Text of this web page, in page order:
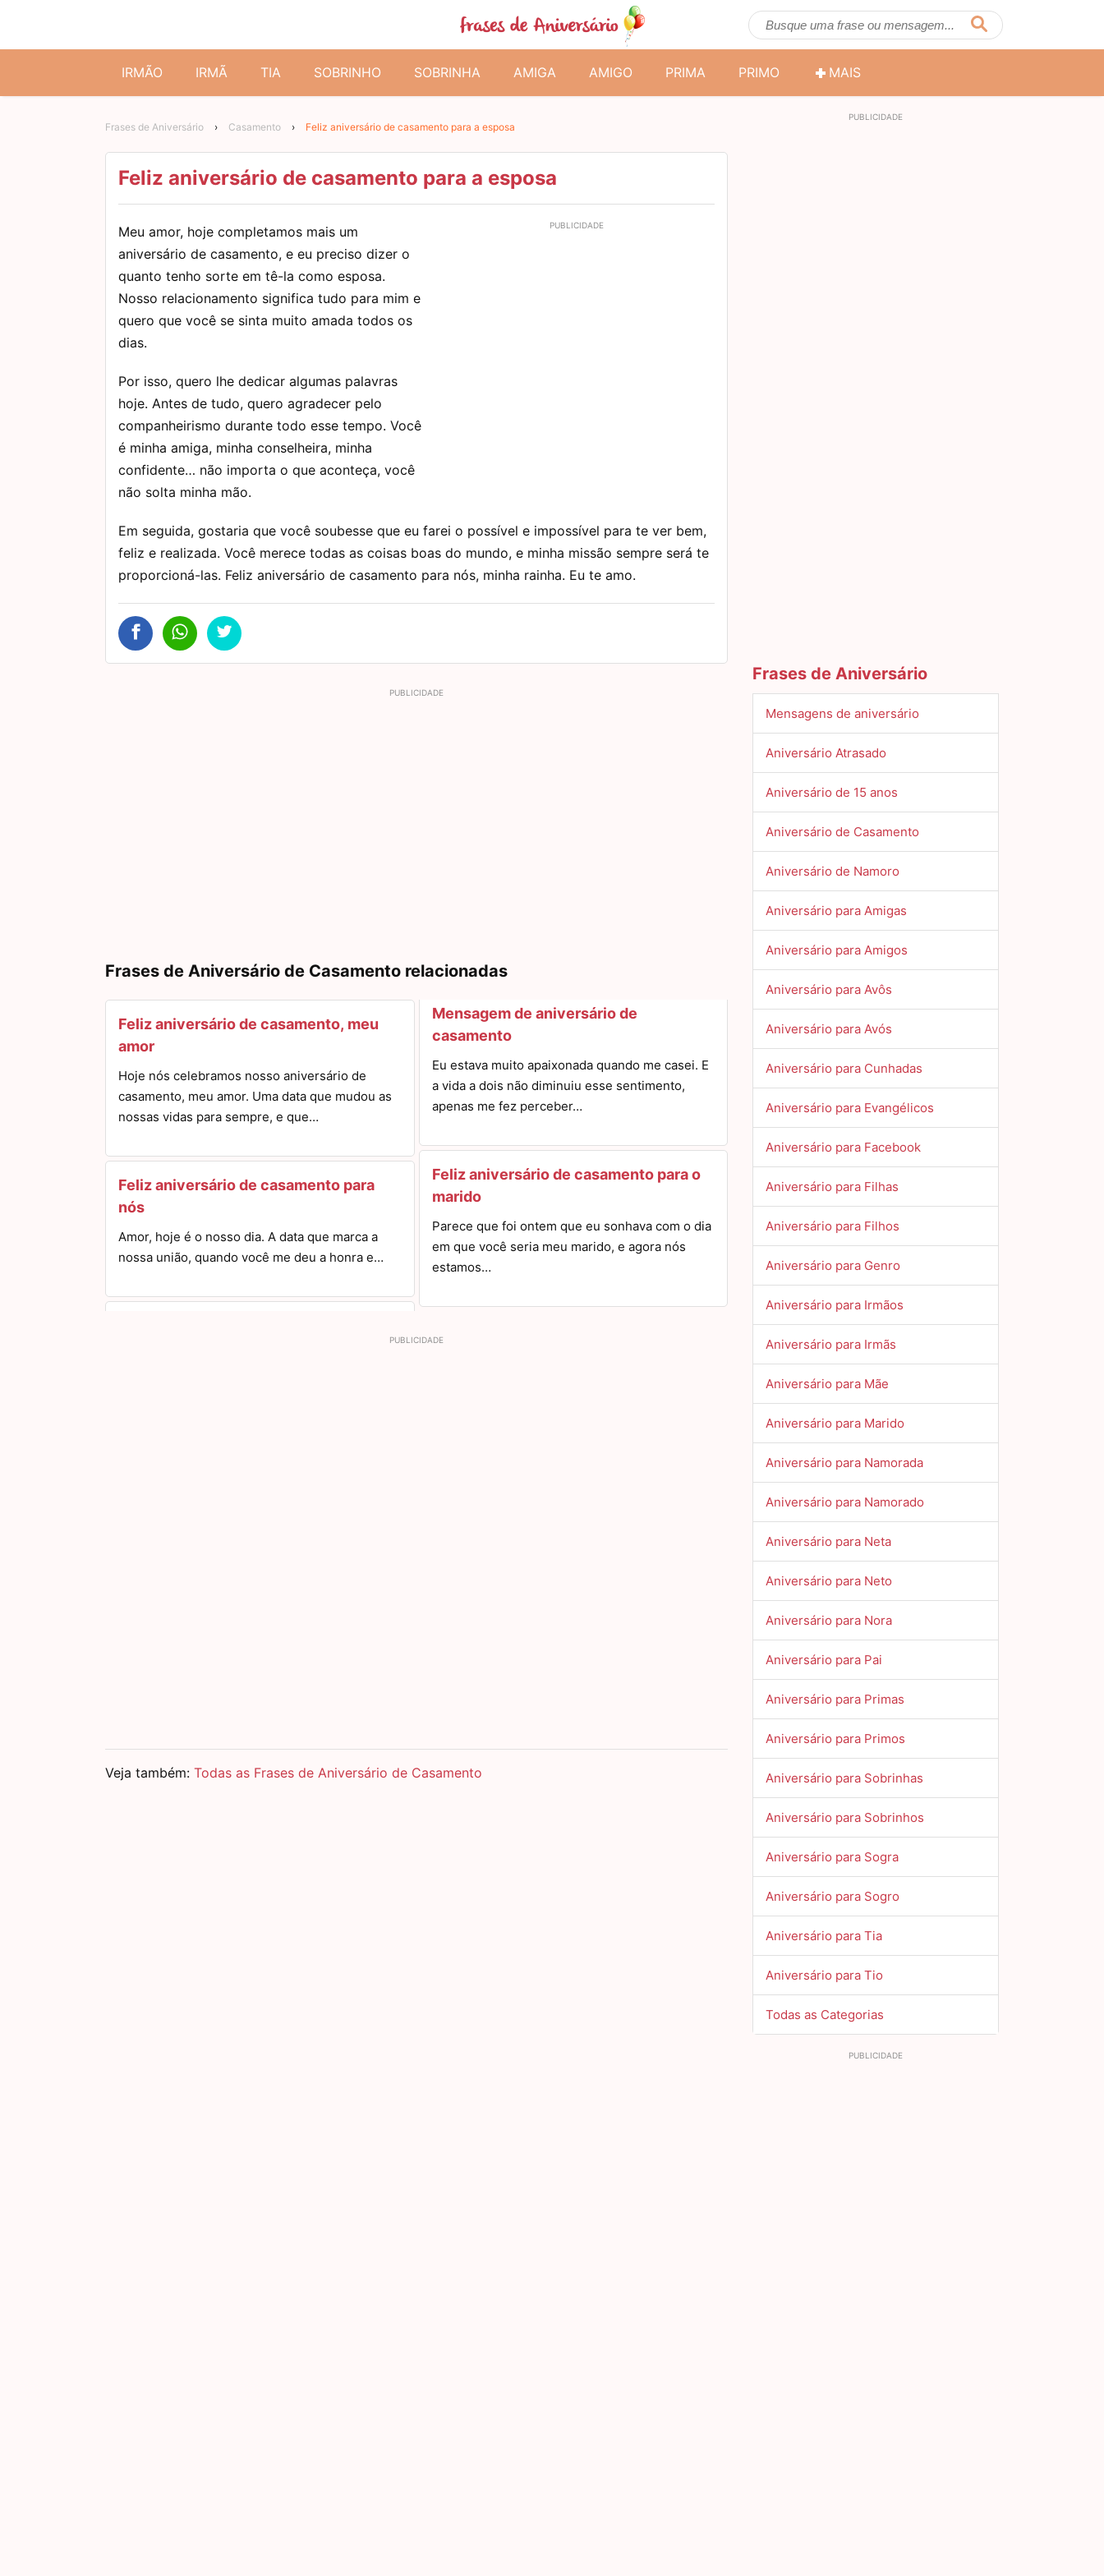
IRMÃO IRMÃ TIA SOBRINHO SOBRINHA AMIGA AMIGO PRIMA PRIMO MAIS
Frases de Aniversário › Casamento › Feliz aniversário de casamento para a esposa
Feliz aniversário de casamento para a esposa
Meu amor, hoje completamos mais um
aniversário de casamento, e eu preciso dizer o
quanto tenho sorte em tê-la como esposa.
Nosso relacionamento significa tudo para mim e
quero que você se sinta muito amada todos os
dias.
Por isso, quero lhe dedicar algumas palavras
hoje. Antes de tudo, quero agradecer pelo
companheirismo durante todo esse tempo. Você
é minha amiga, minha conselheira, minha
confidente… não importa o que aconteça, você
não solta minha mão.
Em seguida, gostaria que você soubesse que eu farei o possível e impossível para te ver bem,
feliz e realizada. Você merece todas as coisas boas do mundo, e minha missão sempre será te
proporcioná-las. Feliz aniversário de casamento para nós, minha rainha. Eu te amo.
Frases de Aniversário de Casamento relacionadas
Feliz aniversário de casamento, meu
amor
Hoje nós celebramos nosso aniversário de
casamento, meu amor. Uma data que mudou as
nossas vidas para sempre, e que…
Feliz aniversário de casamento para
nós
Amor, hoje é o nosso dia. A data que marca a
nossa união, quando você me deu a honra e…
Mensagem de aniversário de
casamento
Eu estava muito apaixonada quando me casei. E
a vida a dois não diminuiu esse sentimento,
apenas me fez perceber…
Feliz aniversário de casamento para o
marido
Parece que foi ontem que eu sonhava com o dia
em que você seria meu marido, e agora nós
estamos…
Veja também: Todas as Frases de Aniversário de Casamento
Frases de Aniversário
Mensagens de aniversário
Aniversário Atrasado
Aniversário de 15 anos
Aniversário de Casamento
Aniversário de Namoro
Aniversário para Amigas
Aniversário para Amigos
Aniversário para Avôs
Aniversário para Avós
Aniversário para Cunhadas
Aniversário para Evangélicos
Aniversário para Facebook
Aniversário para Filhas
Aniversário para Filhos
Aniversário para Genro
Aniversário para Irmãos
Aniversário para Irmãs
Aniversário para Mãe
Aniversário para Marido
Aniversário para Namorada
Aniversário para Namorado
Aniversário para Neta
Aniversário para Neto
Aniversário para Nora
Aniversário para Pai
Aniversário para Primas
Aniversário para Primos
Aniversário para Sobrinhas
Aniversário para Sobrinhos
Aniversário para Sogra
Aniversário para Sogro
Aniversário para Tia
Aniversário para Tio
Todas as Categorias